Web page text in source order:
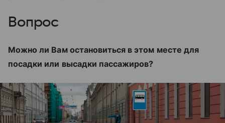
Вопрос
Можно ли Вам остановиться в этом месте для
посадки или высадки пассажиров?